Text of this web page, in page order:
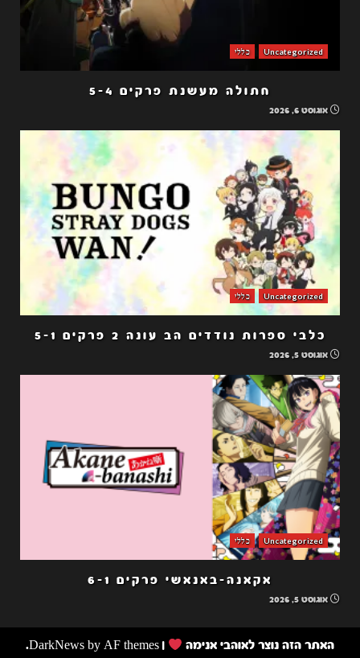
Uncategorized כללי
חתולה מעשנת פרקים 5-4
אוגוסט 6, 2026
Uncategorized כללי
כלבי ספרות נודדים הב עונה 2 פרקים 5-1
אוגוסט 5, 2026
Uncategorized כללי
אקאנה-באנאשי פרקים 6-1
אוגוסט 5, 2026
האתר הזה נוצר לאוהבי אנימה |
DarkNewsby AF themes.